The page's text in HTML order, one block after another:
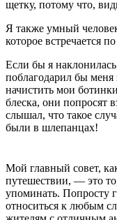
щетку, потому что,
Я также умный
которое встречается
Если бы я
поблагодарил бы меня
начистить мои
блеска, они попросят
слышал, что такое
были в шлепанцах!
Мой главный совет,
путешествии, — это
упоминать. Попросту
относиться к любым